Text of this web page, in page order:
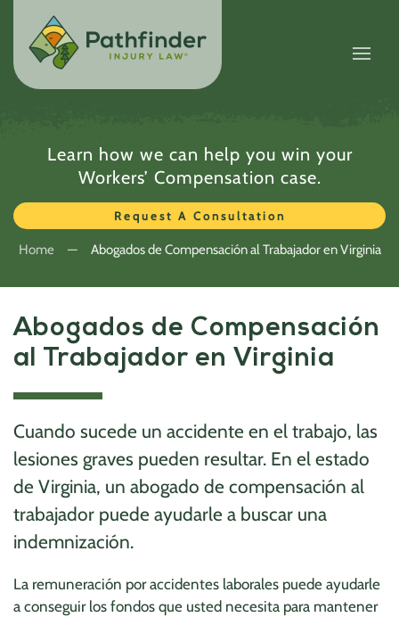
Learn how we can help you win your
Workers’ Compensation case.
Request A Consultation
Home Abogados de Compensación al Trabajador en Virginia
Abogados de Compensación
al Trabajador en Virginia
Cuando sucede un accidente en el trabajo, las
lesiones graves pueden resultar. En el estado
de Virginia, un abogado de compensación al
trabajador puede ayudarle a buscar una
indemnización.
La remuneración por accidentes laborales puede ayudarle
a conseguir los fondos que usted necesita para mantener